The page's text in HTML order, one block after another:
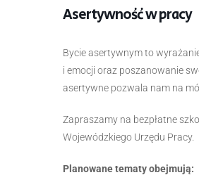
Asertywność w pracy
Bycie asertywnym to
i emocji oraz poszanowanie
asertywne pozwala nam na
Zapraszamy na bezpłatne
Wojewódzkiego Urzędu Pracy.
Planowane tematy obejmują: